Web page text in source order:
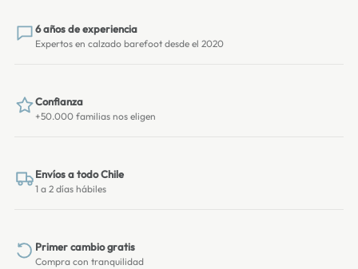
6 años de experiencia
Expertos en calzado barefoot desde el 2020
Confianza
+50.000 familias nos eligen
Envíos a todo Chile
1 a 2 días hábiles
Primer cambio gratis
Compra con tranquilidad